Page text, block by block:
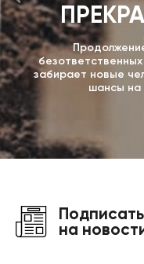
забирает новые
шансы на
на